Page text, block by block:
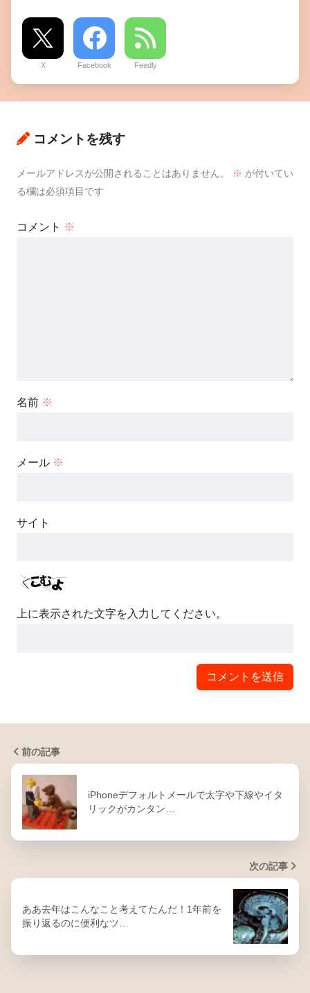
X Facebook Feedly
コメントを残す
メールアドレスが公開されることはありません。 ※ が付いてい
る欄は必須項目です
コメント ※
名前 ※
メール ※
サイト
上に表示された文字を入力してください。
前の記事
iPhoneデフォルトメールで太字や下線やイタ
リックがカンタン…
次の記事
ああ去年はこんなこと考えてたんだ！1年前を
振り返るのに便利なツ…